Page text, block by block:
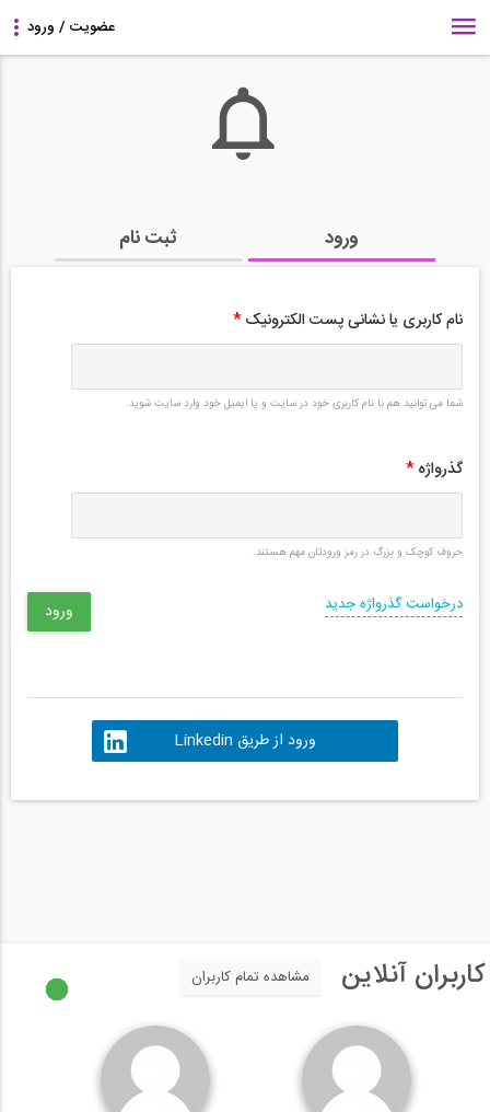
ورود ثبت نام
نام کاربری یا نشانی پست الکترونیک *
شما می توانید هم با نام کاربری خود در سایت و یا ایمیل خود وارد سایت شوید.
گذرواژه *
حروف کوچک و بزرگ در رمز ورودتان مهم هستند.
درخواست گذرواژه جدید
ورود از طریق Linkedin
کاربران آنلاین مشاهده تمام کاربران